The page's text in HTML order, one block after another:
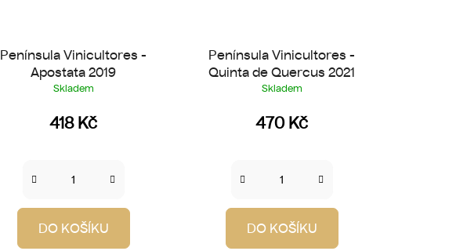
Península Vinicultores -
Apostata 2019
Skladem
418 Kč
DO KOŠÍKU
Península Vinicultores -
Quinta de Quercus 2021
Skladem
470 Kč
DO KOŠÍKU